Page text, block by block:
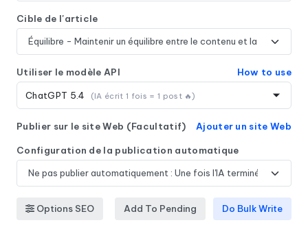
Cible de l'article
Utiliser le modèle API How to use
ChatGPT 5.4 (IA écrit 1 fois = 1 post 🔥)
Publier sur le site Web (Facultatif) Ajouter un site Web
Configuration de la publication automatique
Options SEO Add To Pending Do Bulk Write